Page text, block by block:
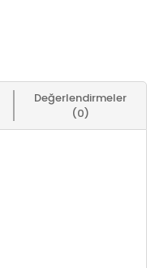
Değerlendirmeler
(0)